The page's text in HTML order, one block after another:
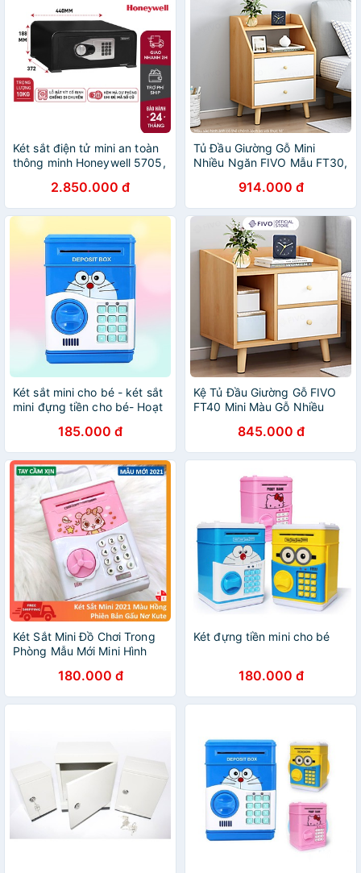
Két sắt điện tử mini an toàn
thông minh Honeywell 5705,
tiền, khách sạn, homestay
2.850.000 đ
Tủ Đầu Giường Gỗ Mini
Nhiều Ngăn FIVO Mẫu FT30,
Tiện Lợi, Tiện Lợi Cho Phòng
Ngủ
914.000 đ
Két sắt mini cho bé - két sắt
mini đựng tiền cho bé- Hoạt
185.000 đ
Kệ Tủ Đầu Giường Gỗ FIVO
FT40 Mini Màu Gỗ Nhiều
Phẩm Nội Thất Lắp Ráp Đơn
Giản
845.000 đ
Két Sắt Mini Đồ Chơi Trong
Phòng Mẫu Mới Mini Hình
180.000 đ
Két đựng tiền mini cho bé
180.000 đ